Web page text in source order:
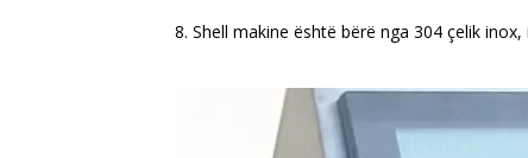
8. Shell makine është bërë nga 304 çelik